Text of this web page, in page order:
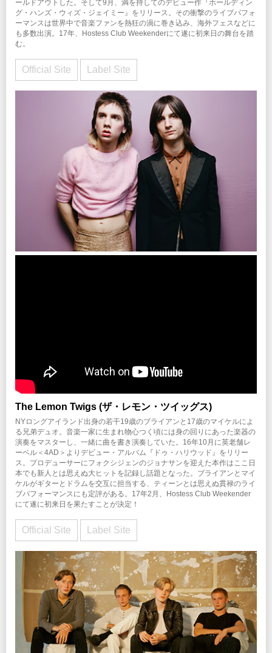
ールドアウトした。そして9月、満を持してのデビュー作『ホールディン
グ・ハンズ・ウィズ・ジェイミー』をリリース。その衝撃のライブパフォ
ーマンスは世界中で音楽ファンを熱狂の渦に巻き込み、海外フェスなどに
も多数出演。17年、Hostess Club Weekenderにて遂に初来日の舞台を踏
む。
Official Site Label Site
The Lemon Twigs (ザ・レモン・ツイッグス)
NYロングアイランド出身の若干19歳のブライアンと17歳のマイケルによ
る兄弟デュオ。音楽一家に生まれ物心つく頃には身の回りにあった楽器の
演奏をマスターし、一緒に曲を書き演奏していた。16年10月に英老舗レ
ーベル＜4AD＞よりデビュー・アルバム『ドゥ・ハリウッド』をリリー
ス。プロデューサーにフォクシジェンのジョナサンを迎えた本作はここ日
本でも新人とは思えぬ大ヒットを記録し話題となった。ブライアンとマイ
ケルがギターとドラムを交互に担当する、ティーンとは思えぬ貫禄のライ
ブパフォーマンスにも定評がある。17年2月、Hostess Club Weekender
にて遂に初来日を果たすことが決定！
Official Site Label Site